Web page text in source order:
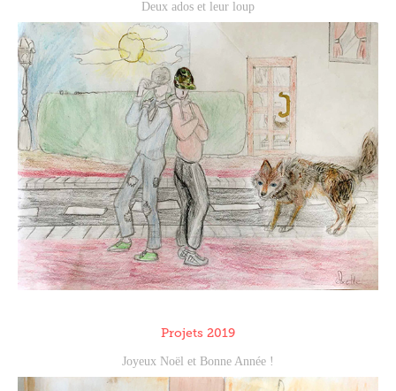
Deux ados et leur loup
Projets 2019
Joyeux Noël et Bonne Année !